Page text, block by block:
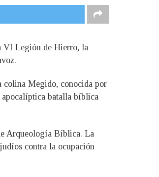
VI Legión de Hierro, la
colina Megido, conocida por
batalla bíblica
Arqueología Bíblica. La
contra la ocupación